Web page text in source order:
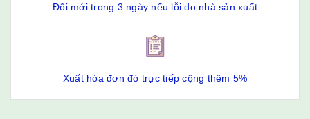
Đổi mới trong 3 ngày nếu lỗi do nhà sản xuất
Xuất hóa đơn đỏ trực tiếp cộng thêm 5%